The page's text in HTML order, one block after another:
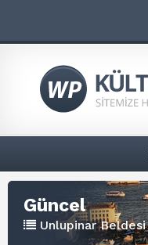
Güncel
Unlupinar Beldesi